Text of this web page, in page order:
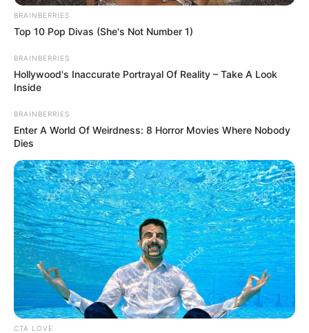
BRAINBERRIES
Top 10 Pop Divas (She's Not Number 1)
BRAINBERRIES
Hollywood's Inaccurate Portrayal Of Reality – Take A Look
Inside
BRAINBERRIES
Enter A World Of Weirdness: 8 Horror Movies Where Nobody
Dies
CTA LOVE